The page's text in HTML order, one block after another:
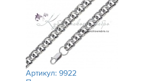
Артикул: 9922